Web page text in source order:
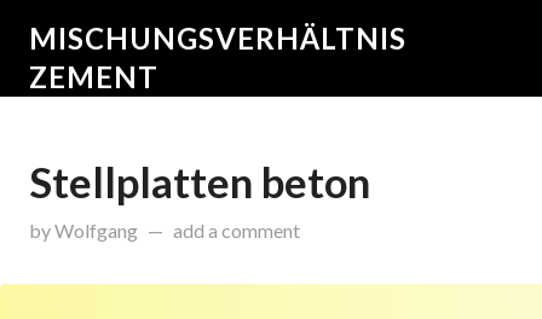
MISCHUNGSVERHÄLTNIS
ZEMENT
Stellplatten beton
byWolfgang onMärz 20, 2015
add a comment